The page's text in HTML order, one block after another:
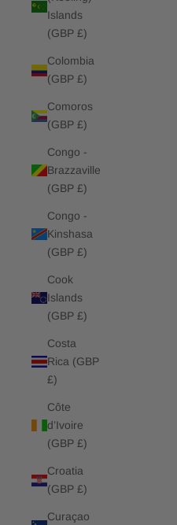
Islands
(GBP £)
Colombia
(GBP £)
Comoros
(GBP £)
Congo -
Brazzaville
(GBP £)
Congo -
Kinshasa
(GBP £)
Cook
Islands
(GBP £)
Costa
Rica (GBP
£)
Côte
d’Ivoire
(GBP £)
Croatia
(GBP £)
Curaçao